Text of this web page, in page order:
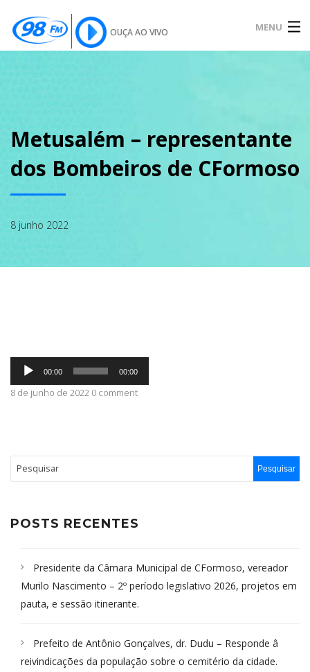
OUÇA AO VIVO MENU
SOBRE
PODCAST
CONTATO
Metusalém – representante
dos Bombeiros de CFormoso
8 junho 2022
Tocador
áudio
00:00 00:00
8 de junho de 2022 0 comment
POSTS RECENTES
Presidente da Câmara Municipal de CFormoso, vereador
Murilo Nascimento – 2º período legislativo 2026, projetos em
pauta, e sessão itinerante.
Prefeito de Antônio Gonçalves, dr. Dudu – Responde â
reivindicações da população sobre o cemitério da cidade.